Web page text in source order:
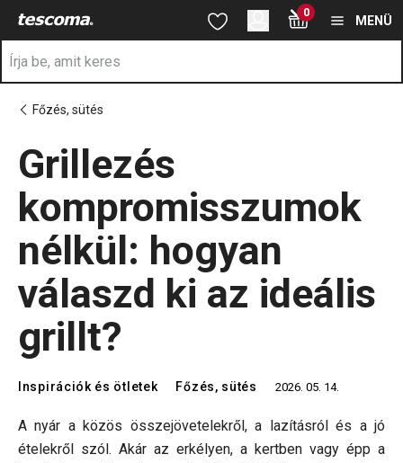
A Grillezés kompromisszumok nélkül: hogyan válaszd ki az
Ugrás a fő tartalomhoz
Ugrás a kereséshez
Ugrás a navigációhoz 0
MENÜ
Főzés, sütés
Grillezés
kompromisszumok
nélkül: hogyan
válaszd ki az ideális
grillt?
Inspirációk és ötletek Főzés, sütés 2026. 05. 14.
A nyár a közös összejövetelekről, a lazításról és a jó
ételekről szól. Akár az erkélyen, a kertben vagy épp a